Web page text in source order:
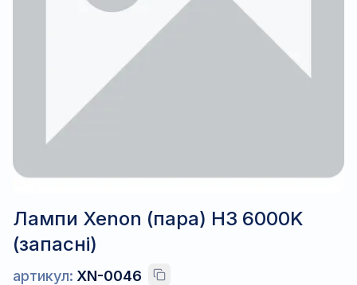
Лампи Xenon (пара) H3 6000K
(запасні)
артикул: XN-0046